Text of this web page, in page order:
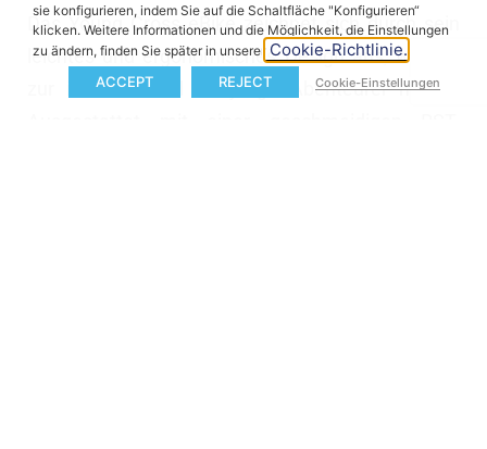
Das Young Cross eBike zeichnet sich durch sein
leichtes und ergonomisches Design aus, was es
zur idealen Wahl für junge Abenteurer macht.
sie konfigurieren, indem Sie auf die Schaltfläche "Konfigurieren“
klicken. Weitere Informationen und die Möglichkeit, die Einstellungen
zu ändern, finden Sie später in unserer Cookie-Richtlinie.
ACCEPT REJECT Cookie-Einstellungen